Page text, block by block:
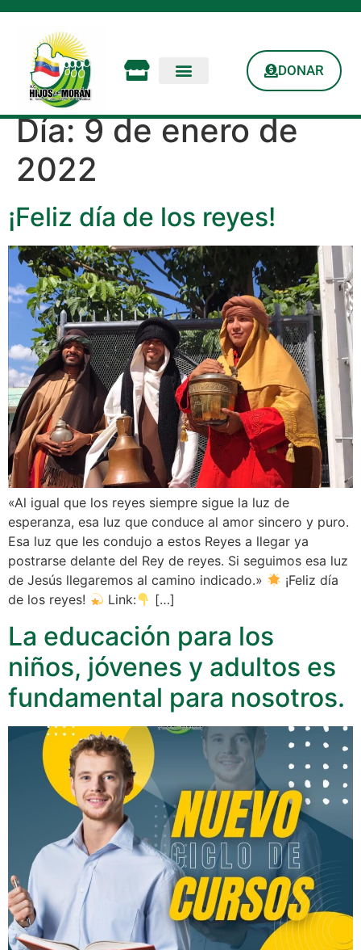
DONAR
Día:9 de enero de
2022
¡Feliz día de los reyes!
«Al igual que los reyes siempre sigue la luz de
esperanza, esa luz que conduce al amor sincero y puro.
Esa luz que les condujo a estos Reyes a llegar ya
postrarse delante del Rey de reyes. Si seguimos esa luz
de Jesús llegaremos al camino indicado.»
¡Feliz día
de los reyes!
Link: […]
La educación para los
niños, jóvenes y adultos es
fundamental para nosotros.